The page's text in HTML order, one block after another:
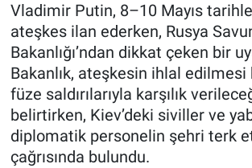
Vladimir Putin, 8–10 Mayıs
ateşkes ilan ederken, Rusya
Bakanlığı’ndan dikkat çeken bir
Bakanlık, ateşkesin ihlal edilmesi
füze saldırılarıyla karşılık
belirtirken, Kiev’deki siviller ve
diplomatik personelin şehri terk
çağrısında bulundu.
Keşfet
ASTROLOJİ
MANŞET
RESMİ İLANLAR